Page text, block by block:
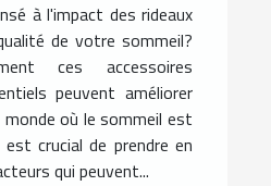
à l'impact des rideaux
de votre sommeil?
ces accessoires
peuvent améliorer
où le sommeil est
crucial de prendre en
qui peuvent...